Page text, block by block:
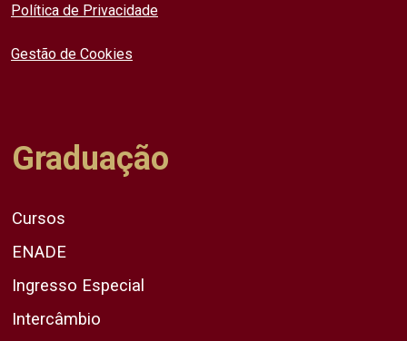
Política de Privacidade
Gestão de Cookies
Graduação
Cursos
ENADE
Ingresso Especial
Intercâmbio